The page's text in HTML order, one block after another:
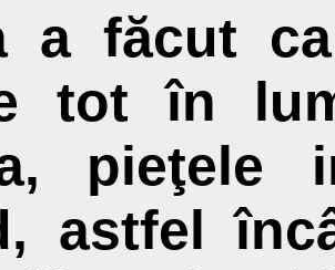
a făcut
tot în
pieţele
astfel